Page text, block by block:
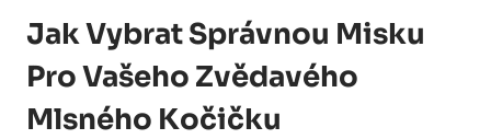
Jak Vybrat Správnou Misku
Pro Vašeho Zvědavého
Mlsného Kočičku